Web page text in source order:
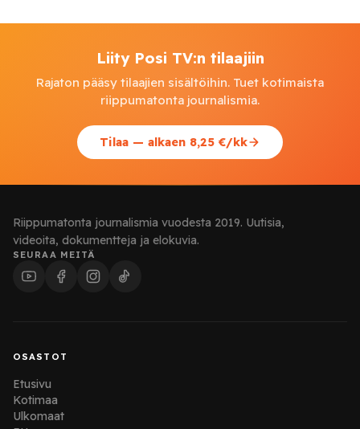
Liity Posi TV:n tilaajiin
Rajaton pääsy tilaajien sisältöihin. Tuet kotimaista
riippumatonta journalismia.
Tilaa — alkaen 8,25 €/kk
Riippumatonta journalismia vuodesta 2019. Uutisia,
videoita, dokumentteja ja elokuvia.
SEURAA MEITÄ
OSASTOT
Etusivu
Kotimaa
Ulkomaat